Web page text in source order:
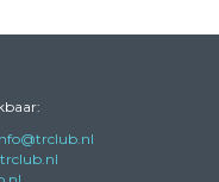
@trclub.nl